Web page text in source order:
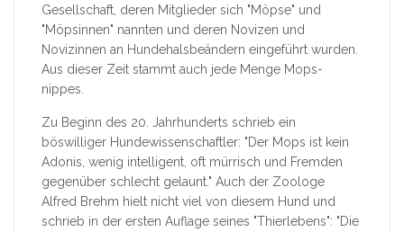
Gesellschaft, deren Mitglieder sich "Möpse" und
"Möpsinnen" nannten und deren Novizen und
Novizinnen an Hundehalsbeändern eingeführt wurden.
Aus dieser Zeit stammt auch jede Menge Mops-
nippes.
Zu Beginn des 20. Jahrhunderts schrieb ein
böswilliger Hundewissenschaftler: "Der Mops ist kein
Adonis, wenig intelligent, oft mürrisch und Fremden
gegenüber schlecht gelaunt." Auch der Zoologe
Alfred Brehm hielt nicht viel von diesem Hund und
schrieb in der ersten Auflage seines "Thierlebens": "Die